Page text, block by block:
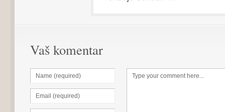
Vaš komentar